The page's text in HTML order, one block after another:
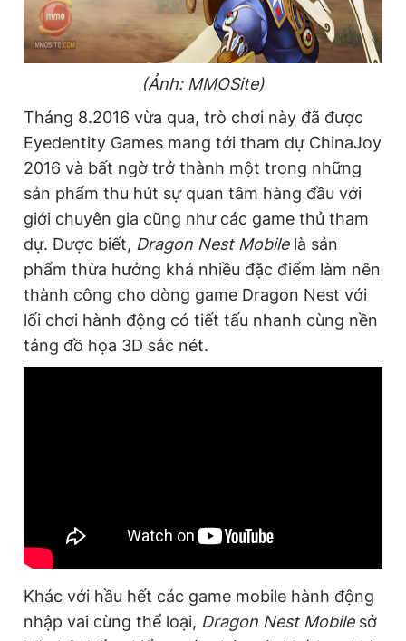
(Ảnh: MMOSite)
Tháng 8.2016 vừa qua, trò chơi này đã được
Eyedentity Games mang tới tham dự ChinaJoy
2016 và bất ngờ trở thành một trong những
sản phẩm thu hút sự quan tâm hàng đầu với
giới chuyên gia cũng như các game thủ tham
dự. Được biết, Dragon Nest Mobilelà sản
phẩm thừa hưởng khá nhiều đặc điểm làm nên
thành công cho dòng game Dragon Nest với
lối chơi hành động có tiết tấu nhanh cùng nền
tảng đồ họa 3D sắc nét.
Khác với hầu hết các game mobile hành động
nhập vai cùng thể loại, Dragon Nest Mobilesở